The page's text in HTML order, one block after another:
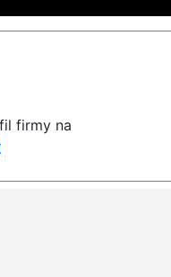
firmy na